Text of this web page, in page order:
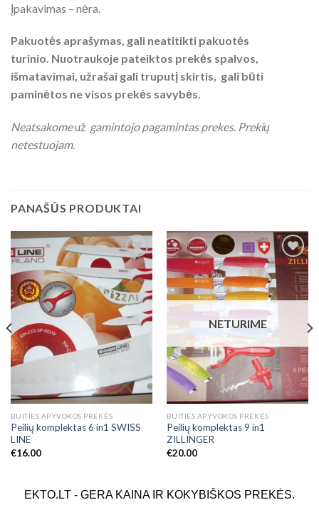
Įpakavimas – nėra.
Pakuotės aprašymas, gali neatitikti pakuotės
turinio. Nuotraukoje pateiktos prekės spalvos,
išmatavimai, užrašai gali truputį skirtis, gali būti
paminėtos ne visos prekės savybės.
Neatsakomeuž gamintojo pagamintas prekes. Prekių
netestuojam.
PANAŠŪS PRODUKTAI
Add to
Wishlist
BUITIES APYVOKOS PREKĖS
Peilių komplektas 6 in1 SWISS
LINE
€16.00
Add to
Wishlist
NETURIME
BUITIES APYVOKOS PREKĖS
Peilių komplektas 9 in1
ZILLINGER
€20.00
EKTO.LT - GERA KAINA IR KOKYBIŠKOS PREKĖS.